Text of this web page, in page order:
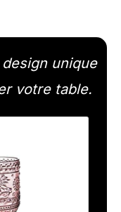
unique
votre table.